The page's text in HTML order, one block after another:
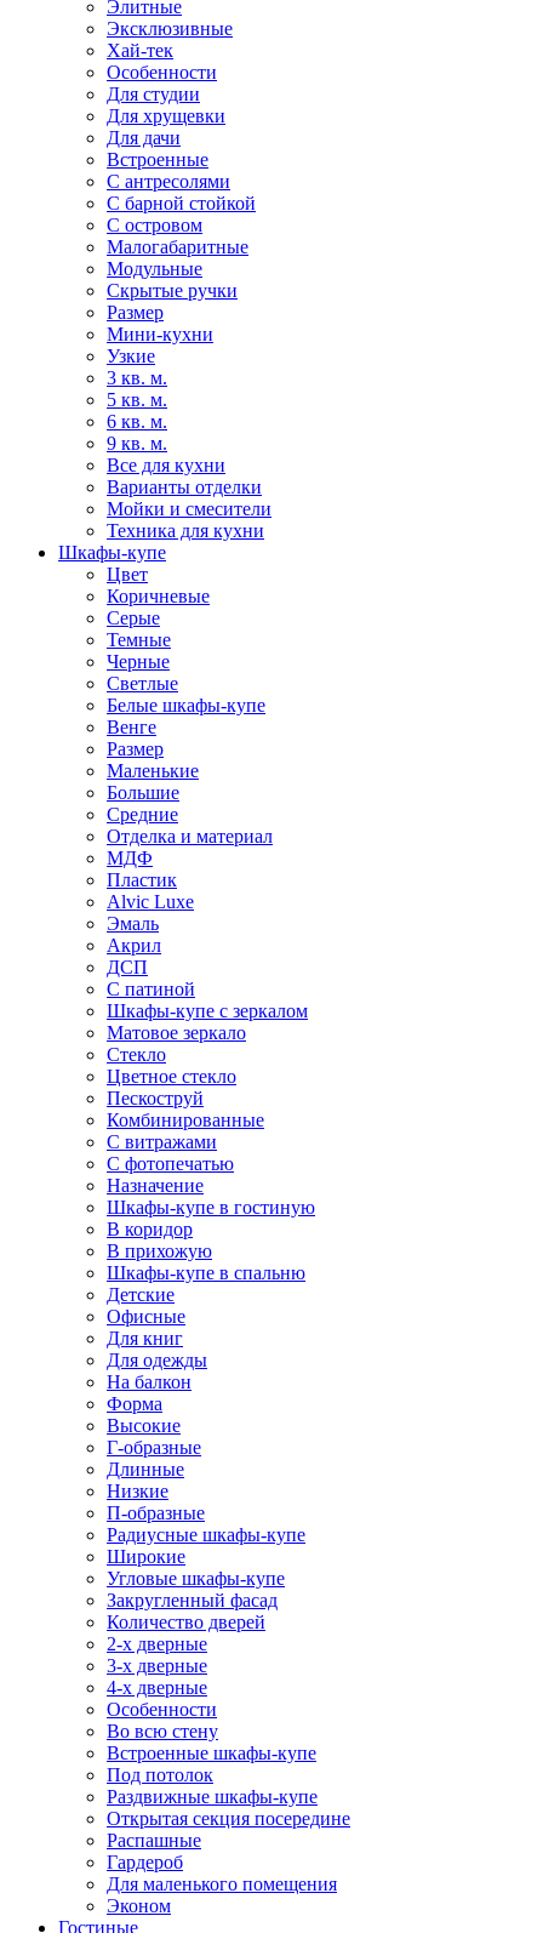
Элитные
Эксклюзивные
Хай-тек
Особенности
Для студии
Для хрущевки
Для дачи
Встроенные
С антресолями
С барной стойкой
С островом
Малогабаритные
Модульные
Скрытые ручки
Размер
Мини-кухни
Узкие
3 кв. м.
5 кв. м.
6 кв. м.
9 кв. м.
Все для кухни
Варианты отделки
Мойки и смесители
Техника для кухни
Шкафы-купе
Цвет
Коричневые
Серые
Темные
Черные
Светлые
Белые шкафы-купе
Венге
Размер
Маленькие
Большие
Средние
Отделка и материал
МДФ
Пластик
Alvic Luxe
Эмаль
Акрил
ДСП
С патиной
Шкафы-купе с зеркалом
Матовое зеркало
Стекло
Цветное стекло
Пескоструй
Комбинированные
С витражами
С фотопечатью
Назначение
Шкафы-купе в гостиную
В коридор
В прихожую
Шкафы-купе в спальню
Детские
Офисные
Для книг
Для одежды
На балкон
Форма
Высокие
Г-образные
Длинные
Низкие
П-образные
Радиусные шкафы-купе
Широкие
Угловые шкафы-купе
Закругленный фасад
Количество дверей
2-х дверные
3-х дверные
4-х дверные
Особенности
Во всю стену
Встроенные шкафы-купе
Под потолок
Раздвижные шкафы-купе
Открытая секция посередине
Распашные
Гардероб
Для маленького помещения
Эконом
Гостиные